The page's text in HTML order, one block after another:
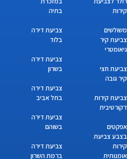
קירות
משולשים
צביעת קיר
גיאומטרי
צביעת חצי
קיר גובה
צביעת קירות
דקורטיבית
אפקטים
בצבע צביעת
קירות
אומנותית
בתיה
צביעת דירה
בלוד
צביעת דירה
בשרון
צביעת דירה
בתל אביב
צביעת דירה
בשוהם
צביעת דירה
ברמת השרון